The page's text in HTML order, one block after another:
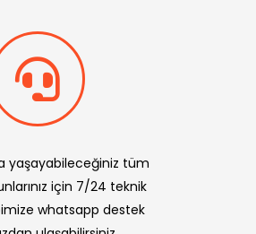
yaşayabileceğiniz tüm
için 7/24 teknik
whatsapp destek